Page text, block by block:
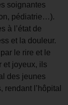
soignantes
pédiatrie…).
à l’état de
et la douleur.
le rire et le
et joyeux, ils
des jeunes
l’hôpital